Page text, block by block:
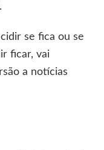
se fica ou se
ficar, vai
a notícias